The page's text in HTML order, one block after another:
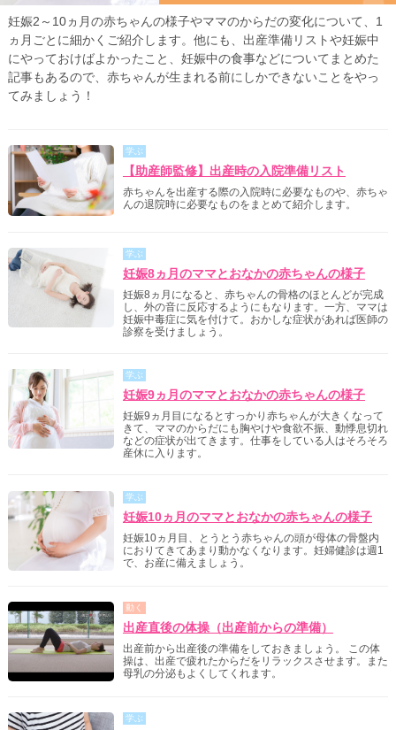
妊娠2～10ヵ月の赤ちゃんの様子やママのからだの変化について、1
ヵ月ごとに細かくご紹介します。他にも、出産準備リストや妊娠中
にやっておけばよかったこと、妊娠中の食事などについてまとめた
記事もあるので、赤ちゃんが生まれる前にしかできないことをやっ
てみましょう！
学ぶ
【助産師監修】出産時の入院準備リスト
赤ちゃんを出産する際の入院時に必要なものや、赤ちゃ
んの退院時に必要なものをまとめて紹介します。
学ぶ
妊娠8ヵ月のママとおなかの赤ちゃんの様子
妊娠8ヵ月になると、赤ちゃんの骨格のほとんどが完成
し、外の音に反応するようにもなります。一方、ママは
妊娠中毒症に気を付けて。おかしな症状があれば医師の
診察を受けましょう。
学ぶ
妊娠9ヵ月のママとおなかの赤ちゃんの様子
妊娠9ヵ月目になるとすっかり赤ちゃんが大きくなって
きて、ママのからだにも胸やけや食欲不振、動悸息切れ
などの症状が出てきます。仕事をしている人はそろそろ
産休に入ります。
学ぶ
妊娠10ヵ月のママとおなかの赤ちゃんの様子
妊娠10ヵ月目、とうとう赤ちゃんの頭が母体の骨盤内
におりてきてあまり動かなくなります。妊婦健診は週1
で、お産に備えましょう。
動く
出産直後の体操（出産前からの準備）
出産前から出産後の準備をしておきましょう。 この体
操は、出産で疲れたからだをリラックスさせます。また
母乳の分泌もよくしてくれます。
学ぶ